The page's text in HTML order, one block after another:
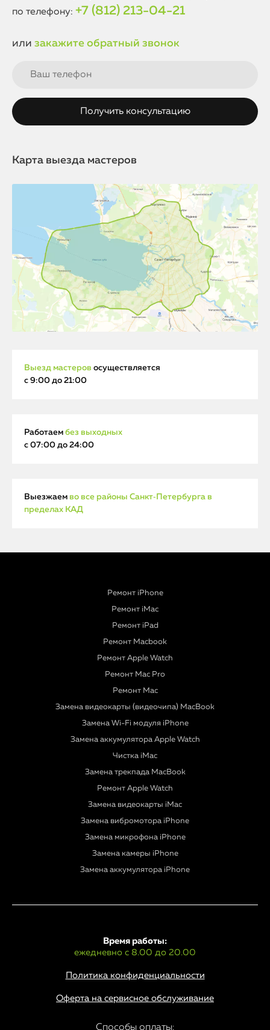
по телефону: +7 (812) 213-04-21
или закажите обратный звонок
Карта выезда мастеров
Выезд мастеров осуществляется
с 9:00 до 21:00
Работаем без выходных
с 07:00 до 24:00
Выезжаем во все районы Санкт‑Петербурга в
пределах КАД
Ремонт iPhone
Ремонт iMac
Ремонт iPad
Ремонт Macbook
Ремонт Apple Watch
Ремонт Mac Pro
Ремонт Mac
Замена видеокарты (видеочипа) MacBook
Замена Wi-Fi модуля iPhone
Замена аккумулятора Apple Watch
Чистка iMac
Замена трекпада MacBook
Ремонт Apple Watch
Замена видеокарты iMac
Замена вибромотора iPhone
Замена микрофона iPhone
Замена камеры iPhone
Замена аккумулятора iPhone
Политика конфиденциальности
Время работы:
ежедневно с 8.00 до 20.00
Оферта на сервисное обслуживание
Способы оплаты: